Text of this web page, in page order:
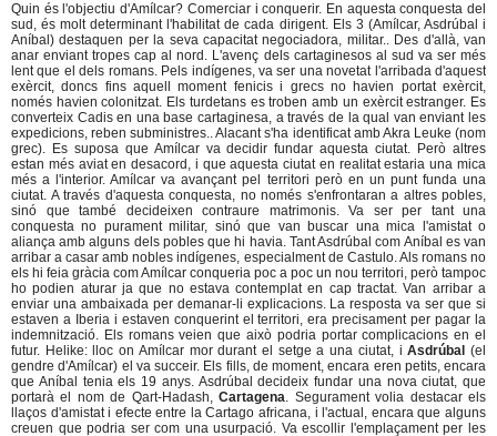
Quin és l'objectiu d'Amílcar? Comerciar i conquerir. En aquesta conquesta del
sud, és molt determinant l'habilitat de cada dirigent. Els 3 (Amílcar, Asdrúbal i
Aníbal) destaquen per la seva capacitat negociadora, militar.. Des d'allà, van
anar enviant tropes cap al nord. L'avenç dels cartaginesos al sud va ser més
lent que el dels romans. Pels indígenes, va ser una novetat l'arribada d'aquest
exèrcit, doncs fins aquell moment fenicis i grecs no havien portat exèrcit,
només havien colonitzat. Els turdetans es troben amb un exèrcit estranger. Es
converteix Cadis en una base cartaginesa, a través de la qual van enviant les
expedicions, reben subministres.. Alacant s'ha identificat amb Akra Leuke (nom
grec). Es suposa que Amílcar va decidir fundar aquesta ciutat. Però altres
estan més aviat en desacord, i que aquesta ciutat en realitat estaria una mica
més a l'interior. Amílcar va avançant pel territori però en un punt funda una
ciutat. A través d'aquesta conquesta, no només s'enfrontaran a altres pobles,
sinó que també decideixen contraure matrimonis. Va ser per tant una
conquesta no purament militar, sinó que van buscar una mica l'amistat o
aliança amb alguns dels pobles que hi havia. Tant Asdrúbal com Aníbal es van
arribar a casar amb nobles indígenes, especialment de Castulo. Als romans no
els hi feia gràcia com Amílcar conqueria poc a poc un nou territori, però tampoc
ho podien aturar ja que no estava contemplat en cap tractat. Van arribar a
enviar una ambaixada per demanar-li explicacions. La resposta va ser que si
estaven a Iberia i estaven conquerint el territori, era precisament per pagar la
indemnització. Els romans veien que això podria portar complicacions en el
futur. Helike: lloc on Amílcar mor durant el setge a una ciutat, iAsdrúbal (el
gendre d'Amílcar) el va succeir. Els fills, de moment, encara eren petits, encara
que Aníbal tenia els 19 anys. Asdrúbal decideix fundar una nova ciutat, que
portarà el nom de Qart-Hadash,Cartagena. Segurament volia destacar els
llaços d'amistat i efecte entre la Cartago africana, i l'actual, encara que alguns
creuen que podria ser com una usurpació. Va escollir l'emplaçament per les